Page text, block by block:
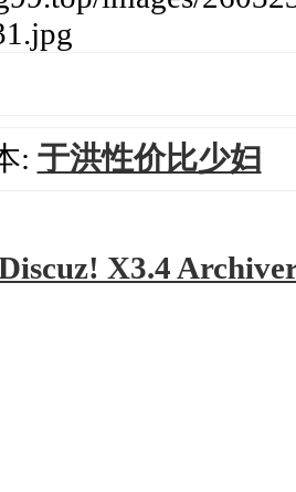
: 于洪性价比少妇
X3.4